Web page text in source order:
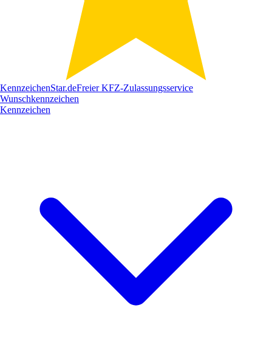
KennzeichenStar.deFreier KFZ-Zulassungsservice
Wunschkennzeichen
Kennzeichen